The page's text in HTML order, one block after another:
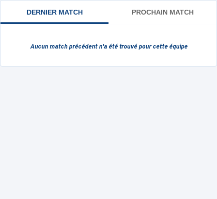
DERNIER MATCH PROCHAIN MATCH
Aucun match précédent n'a été trouvé pour cette équipe